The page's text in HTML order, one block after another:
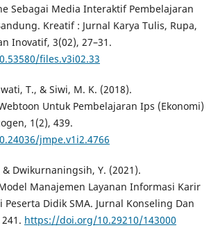
Sebagai Media Interaktif Pembelajaran
Kreatif : Jurnal Karya Tulis, Rupa,
Inovatif, 3(02), 27–31.
files.v3i02.33
T., & Siwi, M. K. (2018).
Untuk Pembelajaran Ips (Ekonomi)
1(2), 439.
jmpe.v1i2.4766
& Dwikurnaningsih, Y. (2021).
Manajemen Layanan Informasi Karir
Peserta Didik SMA. Jurnal Konseling Dan
https://doi.org/10.29210/143000